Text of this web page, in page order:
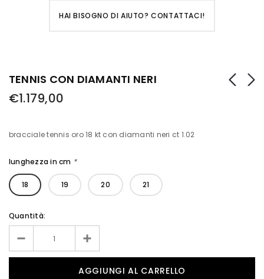
HAI BISOGNO DI AIUTO? CONTATTACI!
TENNIS CON DIAMANTI NERI
€1.179,00
bracciale tennis oro 18 kt con diamanti neri ct 1.02
lunghezza in cm *
18 19 20 21
Quantità: